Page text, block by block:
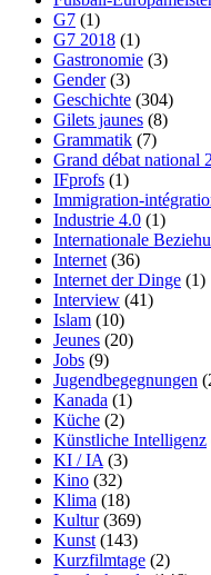
G7 (1)
G7 2018 (1)
Gastronomie (3)
Gender(3)
Geschichte (304)
Gilets jaunes (8)
Grammatik (7)
Grand débat national
IFprofs (1)
Immigration-
Industrie 4.0 (1)
Internationale
Internet (36)
Internet der Dinge (1)
Interview (41)
Islam (10)
Jeunes (20)
Jobs (9)
Jugendbegegnungen
Kanada (1)
Küche (2)
Künstliche Intelligenz
KI / IA (3)
Kino (32)
Klima (18)
Kultur(369)
Kunst (143)
Kurzfilmtage (2)